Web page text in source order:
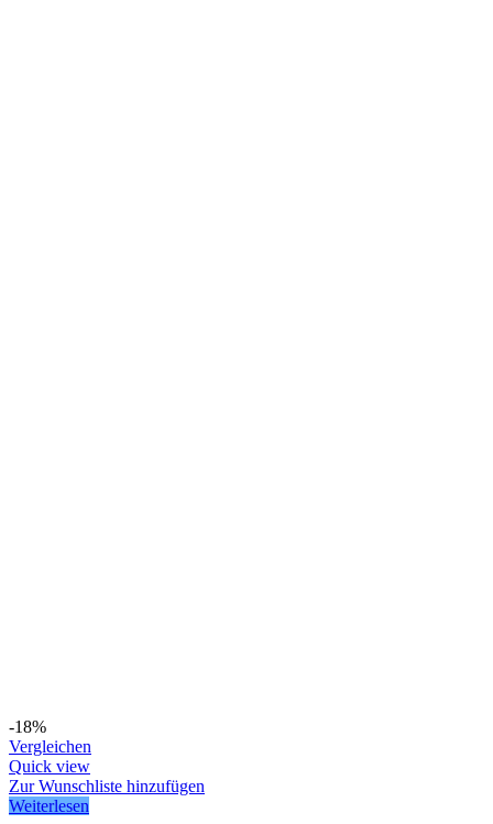
-18%
Vergleichen
Quick view
Zur Wunschliste hinzufügen
Weiterlesen